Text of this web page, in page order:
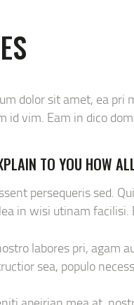
dolor sit amet, ea pri
id vim. Eam in dico
TO YOU HOW
persequeris sed.
in wisi utinam
labores pri, agam
sea, populo